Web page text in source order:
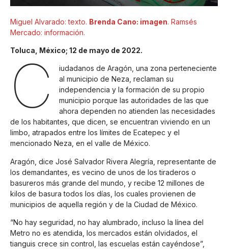
Miguel Alvarado: texto. Brenda Cano: imagen. Ramsés
Mercado: información.
Toluca, México; 12 de mayo de 2022.
C
iudadanos de Aragón, una zona perteneciente
al municipio de Neza, reclaman su
independencia y la formación de su propio
municipio porque las autoridades de las que
ahora dependen no atienden las necesidades
de los habitantes, que dicen, se encuentran viviendo en un
limbo, atrapados entre los límites de Ecatepec y el
mencionado Neza, en el valle de México.
Aragón, dice José Salvador Rivera Alegría, representante de
los demandantes, es vecino de unos de los tiraderos o
basureros más grande del mundo, y recibe 12 millones de
kilos de basura todos los días, los cuales provienen de
municipios de aquella región y de la Ciudad de México.
“No hay seguridad, no hay alumbrado, incluso la línea del
Metro no es atendida, los mercados están olvidados, el
tianguis crece sin control, las escuelas están cayéndose”,